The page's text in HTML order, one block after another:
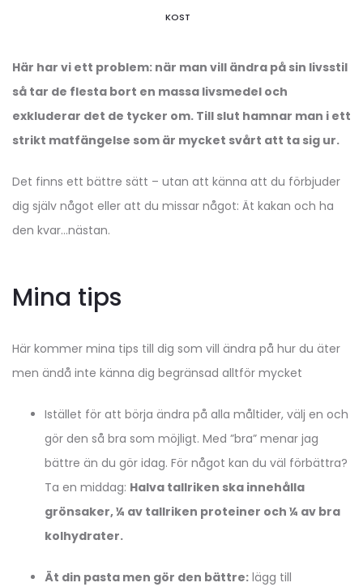
KOST
Här har vi ett problem: när man vill ändra på sin livsstil
så tar de flesta bort en massa livsmedel och
exkluderar det de tycker om. Till slut hamnar man i ett
strikt matfängelse som är mycket svårt att ta sig ur.
Det finns ett bättre sätt – utan att känna att du förbjuder
dig själv något eller att du missar något: Ät kakan och ha
den kvar…nästan.
Mina tips
Här kommer mina tips till dig som vill ändra på hur du äter
men ändå inte känna dig begränsad alltför mycket
Istället för att börja ändra på alla måltider, välj en och
gör den så bra som möjligt. Med ”bra” menar jag
bättre än du gör idag. För något kan du väl förbättra?
Ta en middag: Halva tallriken ska innehålla
grönsaker, ¼ av tallriken proteiner och ¼ av bra
kolhydrater.
Ät din pasta men gör den bättre: lägg till